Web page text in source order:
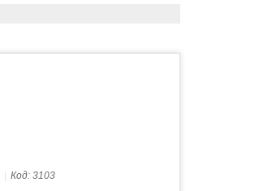
Код: 3103